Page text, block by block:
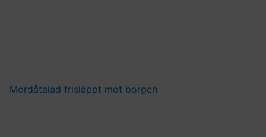
Mordåtalad frisläppt mot borgen